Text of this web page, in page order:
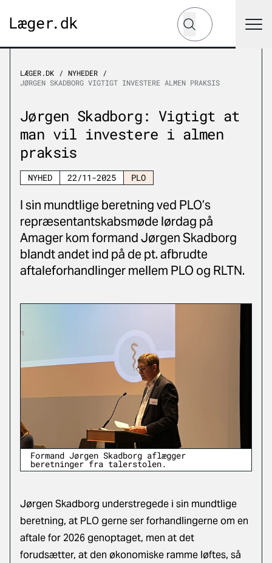
Hvad leder du efter?
Søg
LÆGER.DK
NYHEDER
JØRGEN SKADBORG VIGTIGT INVESTERE ALMEN PRAKSIS
Jørgen Skadborg: Vigtigt at
man vil investere i almen
praksis
NYHED 22/11-2025 PLO
I sin mundtlige beretning ved PLO’s
repræsentantskabsmøde lørdag på
Amager kom formand Jørgen Skadborg
blandt andet ind på de pt. afbrudte
aftaleforhandlinger mellem PLO og RLTN.
Formand Jørgen Skadborg aflægger
beretninger fra talerstolen.
Jørgen Skadborg understregede i sin mundtlige
beretning, at PLO gerne ser forhandlingerne om en
aftale for 2026 genoptaget, men at det
forudsætter, at den økonomiske ramme løftes, så